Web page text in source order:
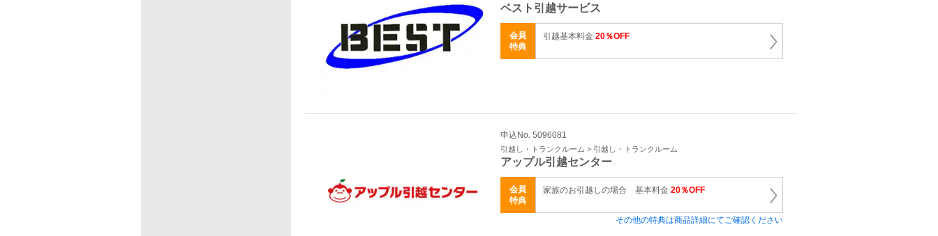
ベスト引越サービス
会員
特典
引越基本料金 20％OFF
申込No. 5096081
引越し・トランクルーム > 引越し・トランクルーム
アップル引越センター
会員
特典
家族のお引越しの場合 基本料金 20％OFF
その他の特典は商品詳細にてご確認ください